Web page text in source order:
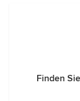
Finden